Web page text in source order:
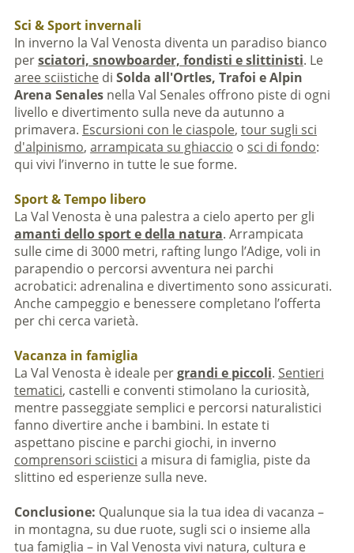
Sci & Sport invernali
In inverno la Val Venosta diventa un paradiso bianco
persciatori, snowboarder, fondisti e slittinisti. Le
aree sciistichedi Solda all'Ortles, Trafoi e Alpin
Arena Senalesnella Val Senales offrono piste di ogni
livello e divertimento sulla neve da autunno a
primavera. Escursioni con le ciaspole, tour sugli sci
d'alpinismo, arrampicata su ghiaccio o sci di fondo:
qui vivi l’inverno in tutte le sue forme.
Sport & Tempo libero
La Val Venosta è una palestra a cielo aperto per gli
amanti dello sport e della natura. Arrampicata
sulle cime di 3000 metri, rafting lungo l’Adige, voli in
parapendio o percorsi avventura nei parchi
acrobatici: adrenalina e divertimento sono assicurati.
Anche campeggio e benessere completano l’offerta
per chi cerca varietà.
Vacanza in famiglia
La Val Venosta è ideale pergrandi e piccoli. Sentieri
tematici, castelli e conventi stimolano la curiosità,
mentre passeggiate semplici e percorsi naturalistici
fanno divertire anche i bambini. In estate ti
aspettano piscine e parchi giochi, in inverno
comprensori sciistici a misura di famiglia, piste da
slittino ed esperienze sulla neve.
Conclusione: Qualunque sia la tua idea di vacanza –
in montagna, su due ruote, sugli sci o insieme alla
tua famiglia – in Val Venosta vivi natura, cultura e